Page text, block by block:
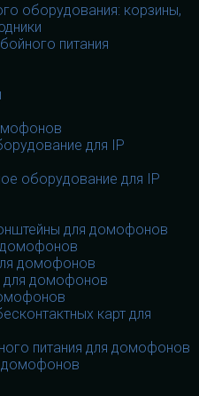
оборудования: корзины,
питания
для IP
оборудование для IP
для домофонов
домофонов
домофонов
домофонов
карт для
питания для домофонов
домофонов